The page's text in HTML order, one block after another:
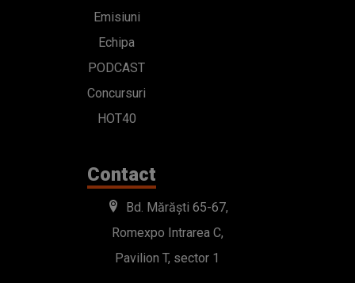
Emisiuni
Echipa
PODCAST
Concursuri
HOT40
Contact
Bd. Mărăști 65-67,
Romexpo Intrarea C,
Pavilion T, sector 1